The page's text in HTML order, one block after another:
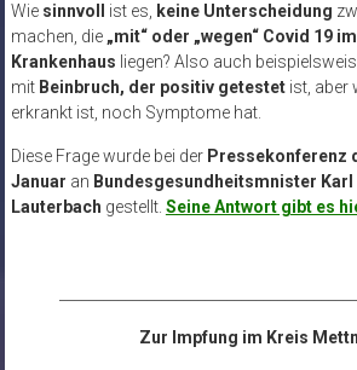
Wie sinnvoll ist es, keine Unterscheidung
machen, die „mit“ oder „wegen“ Covid 19 im
Krankenhaus liegen? Also auch
mit Beinbruch, der positiv getestetist, aber
erkrankt ist, noch Symptome hat.
Diese Frage wurde bei der Pressekonferenz
Januar an Bundesgesundheitsmnister Karl
Lauterbach gestellt. Seine Antwort gibt es
Zur Impfung im Kreis